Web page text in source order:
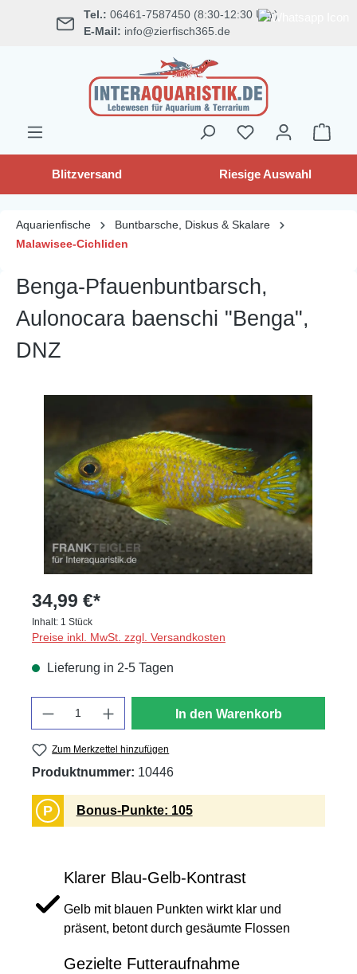
springen Tel.: 06461-7587450 (8:30-12:30 Uhr)
E-Mail: info@zierfisch365.de
Blitzversand Riesige Auswahl
Aquarienfische
Buntbarsche, Diskus & Skalare
Malawisee-Cichliden
Benga-Pfauenbuntbarsch,
Aulonocara baenschi "Benga",
DNZ
34,99 €*
Inhalt: 1 Stück
Preise inkl. MwSt. zzgl. Versandkosten
Lieferung in 2-5 Tagen
In den Warenkorb
Zum Merkzettel hinzufügen
Produktnummer: 10446
P Bonus-Punkte: 105
Klarer Blau-Gelb-Kontrast
Gelb mit blauen Punkten wirkt klar und
präsent, betont durch gesäumte Flossen
Gezielte Futteraufnahme